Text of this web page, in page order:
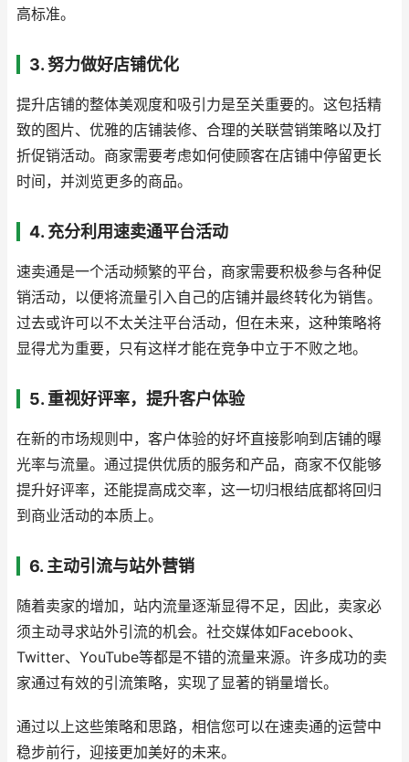
高标准。
3. 努力做好店铺优化
提升店铺的整体美观度和吸引力是至关重要的。这包括精
致的图片、优雅的店铺装修、合理的关联营销策略以及打
折促销活动。商家需要考虑如何使顾客在店铺中停留更长
时间，并浏览更多的商品。
4. 充分利用速卖通平台活动
速卖通是一个活动频繁的平台，商家需要积极参与各种促
销活动，以便将流量引入自己的店铺并最终转化为销售。
过去或许可以不太关注平台活动，但在未来，这种策略将
显得尤为重要，只有这样才能在竞争中立于不败之地。
5. 重视好评率，提升客户体验
在新的市场规则中，客户体验的好坏直接影响到店铺的曝
光率与流量。通过提供优质的服务和产品，商家不仅能够
提升好评率，还能提高成交率，这一切归根结底都将回归
到商业活动的本质上。
6. 主动引流与站外营销
随着卖家的增加，站内流量逐渐显得不足，因此，卖家必
须主动寻求站外引流的机会。社交媒体如Facebook、
Twitter、YouTube等都是不错的流量来源。许多成功的卖
家通过有效的引流策略，实现了显著的销量增长。
通过以上这些策略和思路，相信您可以在速卖通的运营中
稳步前行，迎接更加美好的未来。